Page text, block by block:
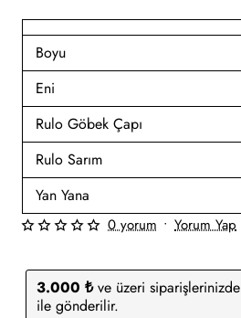
Boyu
Eni
Rulo Göbek Çapı
Rulo Sarım
Yan Yana
3.000 ₺ve üzeri siparişlerinizde
ile gönderilir.
0 yorum • Yorum Yap